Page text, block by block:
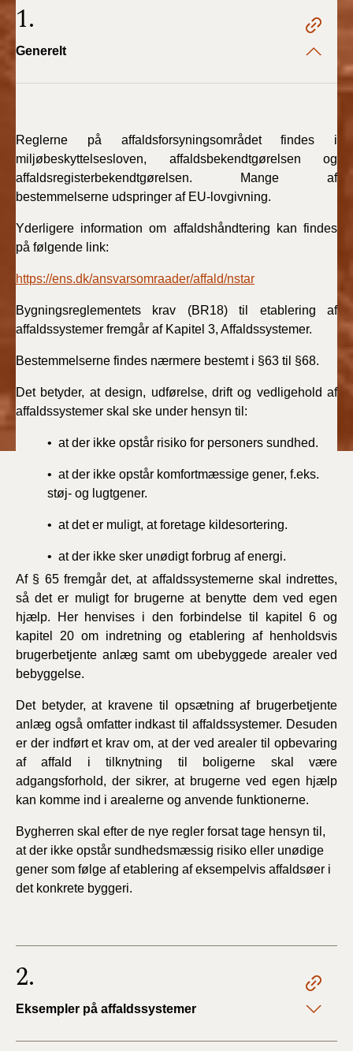
BR18 (1/1 - 30/6
BR18 (1/1-29/6
2021)
2020)
2020)
BR18 (1/1-9/3 2020)
BR18 (4/7-31/12
BR18 (1/1-4/7 2019)
2018)
2018)
BR15 (2015-2018)
Tidligere BR (1961-
2010)
1.
Generelt
Reglerne på affaldsforsyningsområdet findes i
miljøbeskyttelsesloven, affaldsbekendtgørelsen og
affaldsregisterbekendtgørelsen. Mange af
bestemmelserne udspringer af EU-lovgivning.
Yderligere information om affaldshåndtering kan findes
på følgende link:
https://ens.dk/ansvarsomraader/affald/nstar
Bygningsreglementets krav (BR18) til etablering af
affaldssystemer fremgår af Kapitel 3, Affaldssystemer.
Bestemmelserne findes nærmere bestemt i §63 til §68.
Det betyder, at design, udførelse, drift og vedligehold af
affaldssystemer skal ske under hensyn til:
• at der ikke opstår risiko for personers sundhed.
• at der ikke opstår komfortmæssige gener, f.eks.
støj- og lugtgener.
• at det er muligt, at foretage kildesortering.
• at der ikke sker unødigt forbrug af energi.
Af § 65 fremgår det, at affaldssystemerne skal indrettes,
så det er muligt for brugerne at benytte dem ved egen
hjælp. Her henvises i den forbindelse til kapitel 6 og
kapitel 20 om indretning og etablering af henholdsvis
brugerbetjente anlæg samt om ubebyggede arealer ved
bebyggelse.
Det betyder, at kravene til opsætning af brugerbetjente
anlæg også omfatter indkast til affaldssystemer. Desuden
er der indført et krav om, at der ved arealer til opbevaring
af affald i tilknytning til boligerne skal være
adgangsforhold, der sikrer, at brugerne ved egen hjælp
kan komme ind i arealerne og anvende funktionerne.
Bygherren skal efter de nye regler forsat tage hensyn til,
at der ikke opstår sundhedsmæssig risiko eller unødige
gener som følge af etablering af eksempelvis affaldsøer i
det konkrete byggeri.
2.
Eksempler på affaldssystemer